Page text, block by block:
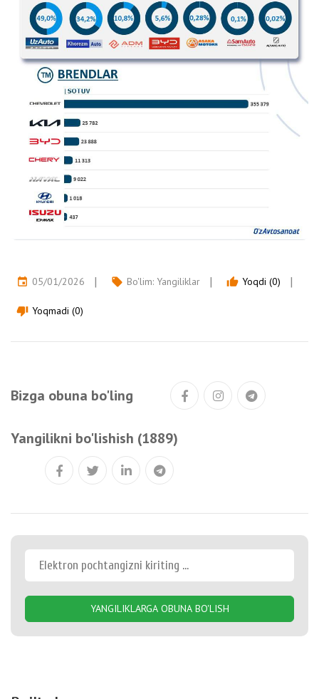
event 05/01/2026 local_offer Bo'lim: Yangiliklar thumb_up Yoqdi (0)
thumb_down Yoqmadi (0)
Bizga obuna bo'ling
Yangilikni bo'lishish (1889)
YANGILIKLARGA OBUNA BO'LISH